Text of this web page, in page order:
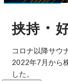
挟持・
コロナ以降サウ
2022年7月から
した。